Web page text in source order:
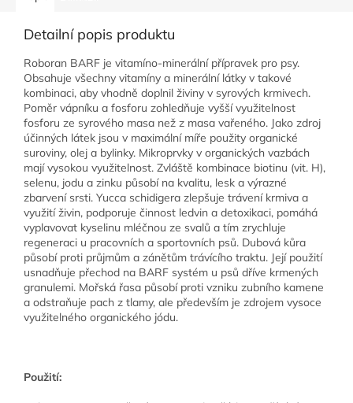
Detailní popis produktu
Roboran BARF je vitamíno-minerální přípravek pro psy.
Obsahuje všechny vitamíny a minerální látky v takové
kombinaci, aby vhodně doplnil živiny v syrových krmivech.
Poměr vápníku a fosforu zohledňuje vyšší využitelnost
fosforu ze syrového masa než z masa vařeného. Jako zdroj
účinných látek jsou v maximální míře použity organické
suroviny, olej a bylinky. Mikroprvky v organických vazbách
mají vysokou využitelnost. Zvláště kombinace biotinu (vit. H),
selenu, jodu a zinku působí na kvalitu, lesk a výrazné
zbarvení srsti. Yucca schidigera zlepšuje trávení krmiva a
využití živin, podporuje činnost ledvin a detoxikaci, pomáhá
vyplavovat kyselinu mléčnou ze svalů a tím zrychluje
regeneraci u pracovních a sportovních psů. Dubová kůra
působí proti průjmům a zánětům trávícího traktu. Její použití
usnadňuje přechod na BARF systém u psů dříve krmených
granulemi. Mořská řasa působí proti vzniku zubního kamene
a odstraňuje pach z tlamy, ale především je zdrojem vysoce
využitelného organického jódu.
Použití: